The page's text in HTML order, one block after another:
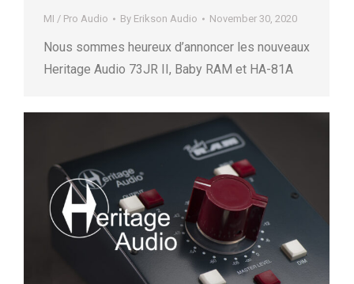
MI / Pro Audio By Erikson Audio November 30, 2020
Nous sommes heureux d’annoncer les nouveaux
Heritage Audio 73JR II, Baby RAM et HA-81A